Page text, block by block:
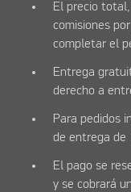
El precio
comisiones
completar el
Entrega
derecho a
Para pedidos
de entrega de
El pago se
y se cobrará